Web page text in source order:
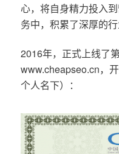
心，将自身精力投入
务中，积累了深厚的
2016年，正式上线了第
www.cheapseo.cn，
个人名下）：